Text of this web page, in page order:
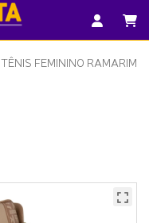
TÊNIS FEMININO RAMARIM